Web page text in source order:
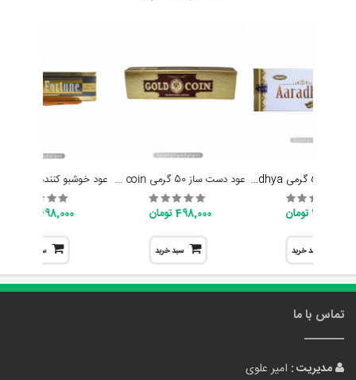
عود دست ساز 50 گرمی Aaradhya | آرادهیا
498,000 تومان
سبد خرید
عود دست ساز 50 گرمی gold coin | سکه طلا
498,000 تومان
سبد خرید
498,000 تومان
سبد خرید
تماس با ما
مدیریت : امیر علوی